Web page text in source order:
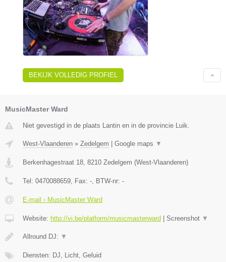
BEKIJK VOLLEDIG PROFIEL
MusicMaster Ward
Niet gevestigd in de plaats Lantin en in de provincie Luik.
West-Vlaanderen » Zedelgem Google maps ▼
Berkenhagestraat 18 8210 Zedelgem (West-Vlaanderen)
Tel: 0470088659 , Fax: - , BTW-nr: -
E-mail › MusicMaster Ward
Website: http://vi.be/platform/musicmasterward Screenshot ▼
Allround DJ: ▼
Diensten: DJ, Licht, Geluid